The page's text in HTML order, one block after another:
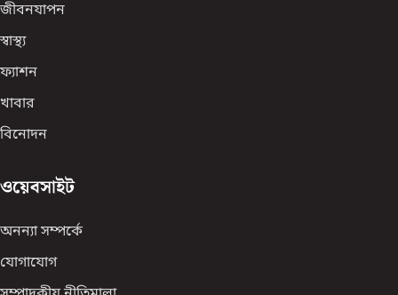
জীবনযাপন
স্বাস্থ্য
ফ্যাশন
খাবার
বিনোদন
ওয়েবসাইট
অনন্যা সম্পর্কে
যোগাযোগ